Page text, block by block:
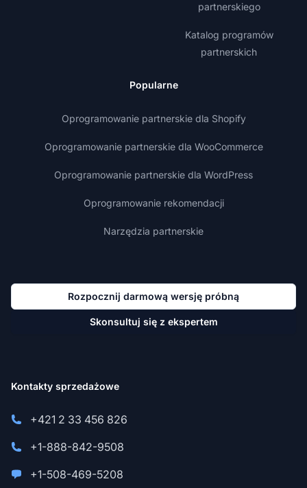
partnerskiego
Katalog programów
partnerskich
Popularne
Oprogramowanie partnerskie dla Shopify
Oprogramowanie partnerskie dla WooCommerce
Oprogramowanie partnerskie dla WordPress
Oprogramowanie rekomendacji
Narzędzia partnerskie
Rozpocznij darmową wersję próbną
Skonsultuj się z ekspertem
Kontakty sprzedażowe
+421 2 33 456 826
+1-888-842-9508
+1-508-469-5208